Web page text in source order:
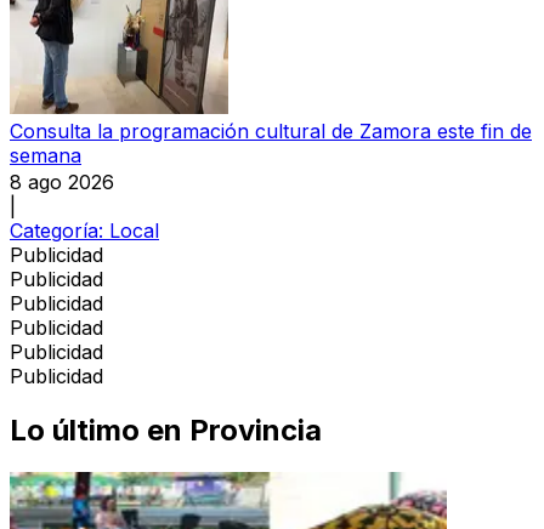
Consulta la programación cultural de Zamora este fin de
semana
8 ago 2026
Categoría: Local
Publicidad
Publicidad
Publicidad
Publicidad
Publicidad
Publicidad
Lo último en Provincia